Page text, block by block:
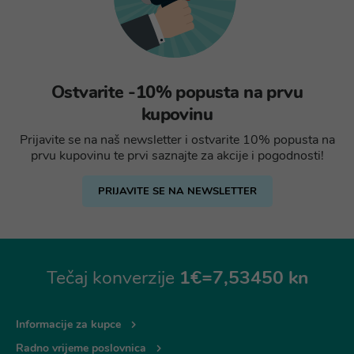
Ostvarite -10% popusta na prvu
kupovinu
Prijavite se na naš newsletter i ostvarite 10% popusta na
prvu kupovinu te prvi saznajte za akcije i pogodnosti!
PRIJAVITE SE NA NEWSLETTER
Tečaj konverzije 1€=7,53450 kn
Informacije za kupce
Radno vrijeme poslovnica